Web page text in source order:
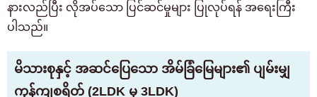
နားလည်ပြီး လိုအပ်သော ပြင်ဆင်မှုများ ပြုလုပ်ရန် အရေးကြီး
ပါသည်။
မိသားစုနှင့် အဆင်ပြေသော အိမ်ခြံမြေများ၏ ပျမ်းမျှ
ကုန်ကျစရိတ် (2LDK မှ 3LDK)